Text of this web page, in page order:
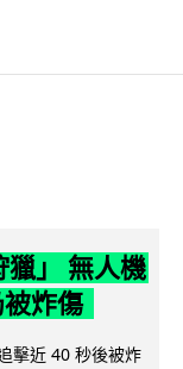
」 無人機
炸傷
擊近 40 秒後被炸